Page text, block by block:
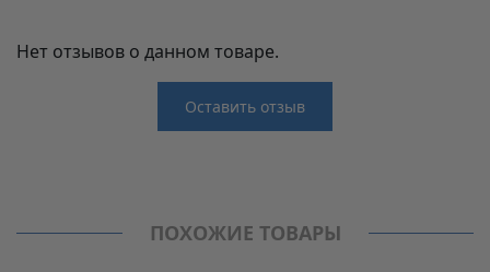
Нет отзывов о данном товаре.
Оставить отзыв
Модель
20-15-1-6018
Бортик (плинтус кухонный) и аксессуары
ПОХОЖИЕ ТОВАРЫ